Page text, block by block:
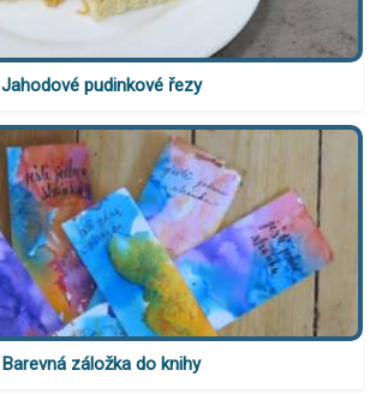
Jahodové pudinkové řezy
Barevná záložka do knihy